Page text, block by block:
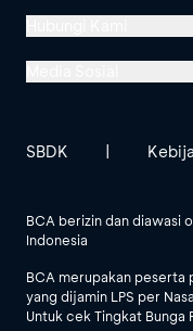
Menara BCA, Grand
Jl. MH Thamrin No. 1
Lihat Semua Media
BCA berizin dan diawasi
Indonesia
BCA merupakan peserta
yang dijamin LPS per
Untuk cek Tingkat Bunga
SBDK |